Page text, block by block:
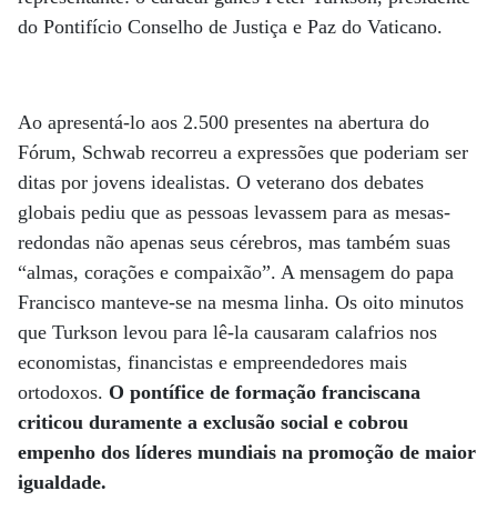
do Pontifício Conselho de Justiça e Paz do Vaticano.
Ao apresentá-lo aos 2.500 presentes na abertura do
Fórum, Schwab recorreu a expressões que poderiam ser
ditas por jovens idealistas. O veterano dos debates
globais pediu que as pessoas levassem para as mesas-
redondas não apenas seus cérebros, mas também suas
“almas, corações e compaixão”. A mensagem do papa
Francisco manteve-se na mesma linha. Os oito minutos
que Turkson levou para lê-la causaram calafrios nos
economistas, financistas e empreendedores mais
ortodoxos. O pontífice de formação franciscana
criticou duramente a exclusão social e cobrou
empenho dos líderes mundiais na promoção de maior
igualdade.